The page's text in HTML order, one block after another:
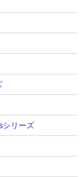
シリーズ